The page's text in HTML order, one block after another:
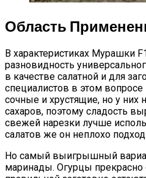
Область
В характеристиках Мурашки
разновидность
в качестве салатной и для
специалистов в этом
сочные и хрустящие, но у них
сахаров, поэтому сладость
свежей нарезки лучше
салатов же он неплохо
Но самый выигрышный
маринады. Огурцы